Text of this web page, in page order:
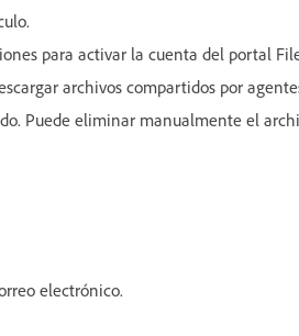
para activar la cuenta del portal
archivos compartidos por
Puede eliminar manualmente el
electrónico.